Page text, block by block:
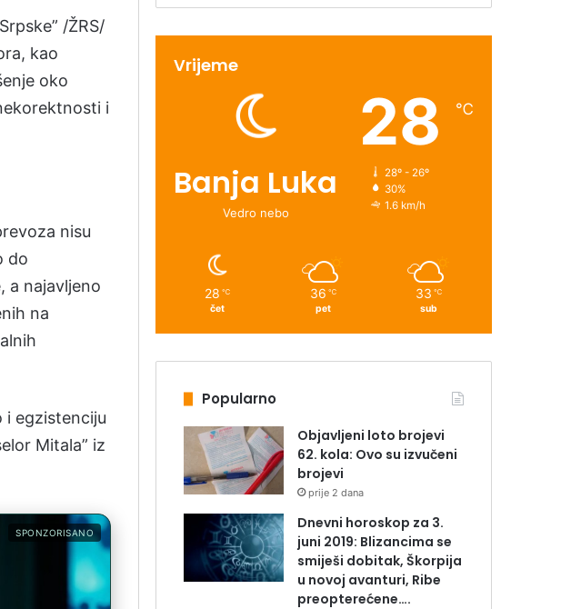
/ŽRS/
kao
oko
i
nisu
do
a najavljeno
na
i egzistenciju
Mitala” iz
SPONZORISANO
Vrijeme
Banja Luka
Vedro nebo
28 ℃
28º - 26º
30%
1.6 km/h
28 ℃
čet
36 ℃
pet
33 ℃
sub
Popularno
Objavljeni loto brojevi
62. kola: Ovo su izvučeni
brojevi
prije 2 dana
Dnevni horoskop za 3.
juni 2019: Blizancima se
smiješi dobitak, Škorpija
u novoj avanturi, Ribe
preopterećene….